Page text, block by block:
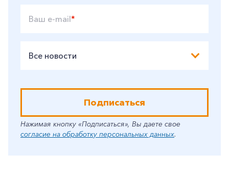
Ваш e-mail*
Все новости
Подписаться
Нажимая кнопку «Подписаться», Вы даете свое
согласие на обработку персональных данных.